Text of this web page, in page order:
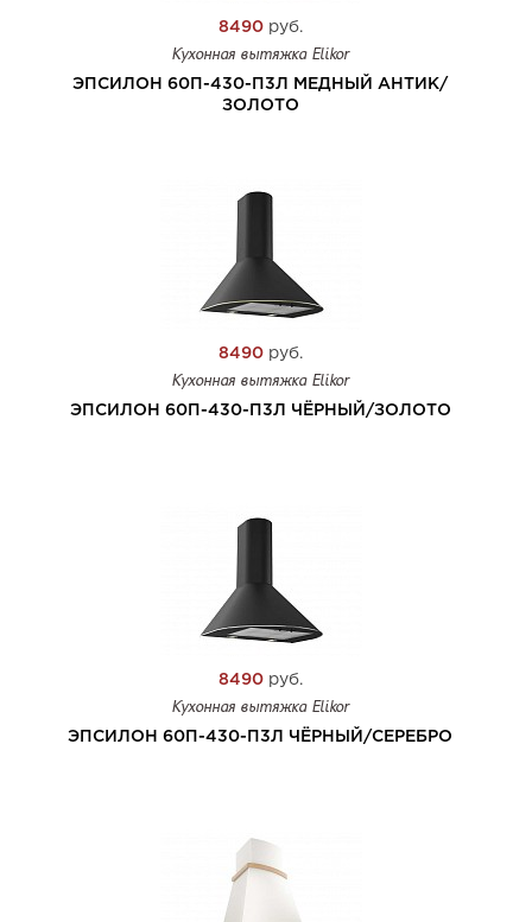
8490руб.
Кухонная вытяжка Elikor
ЭПСИЛОН 60П-430-П3Л МЕДНЫЙ АНТИК/
ЗОЛОТО
8490руб.
Кухонная вытяжка Elikor
ЭПСИЛОН 60П-430-П3Л ЧЁРНЫЙ/ЗОЛОТО
8490руб.
Кухонная вытяжка Elikor
ЭПСИЛОН 60П-430-П3Л ЧЁРНЫЙ/СЕРЕБРО